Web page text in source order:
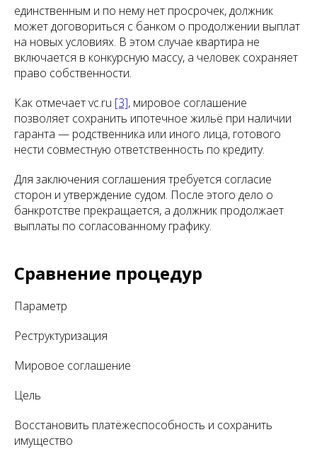
единственным и по нему нет просрочек, должник
может договориться с банком о продолжении выплат
на новых условиях. В этом случае квартира не
включается в конкурсную массу, а человек сохраняет
право собственности.
Как отмечает vc.ru [3], мировое соглашение
позволяет сохранить ипотечное жильё при наличии
гаранта — родственника или иного лица, готового
нести совместную ответственность по кредиту.
Для заключения соглашения требуется согласие
сторон и утверждение судом. После этого дело о
банкротстве прекращается, а должник продолжает
выплаты по согласованному графику.
Сравнение процедур
Параметр
Реструктуризация
Мировое соглашение
Цель
Восстановить платёжеспособность и сохранить
имущество